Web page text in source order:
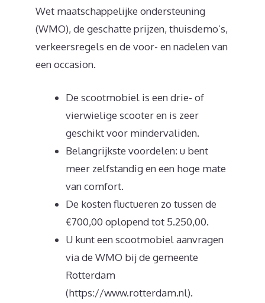
Wet maatschappelijke ondersteuning
(WMO), de geschatte prijzen, thuisdemo’s,
verkeersregels en de voor- en nadelen van
een occasion.
De scootmobiel is een drie- of
vierwielige scooter en is zeer
geschikt voor mindervaliden.
Belangrijkste voordelen: u bent
meer zelfstandig en een hoge mate
van comfort.
De kosten fluctueren zo tussen de
€700,00 oplopend tot 5.250,00.
U kunt een scootmobiel aanvragen
via de WMO bij de gemeente
Rotterdam
(https://www.rotterdam.nl).